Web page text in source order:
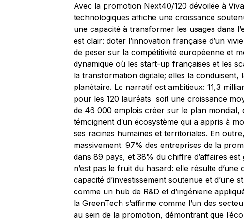
Avec la promotion Next40/120 dévoilée à
technologiques affiche une croissance
une capacité à transformer les usages dans
est clair: doter l’innovation française d’un
de peser sur la compétitivité européenne et
dynamique où les start-up françaises et les
la transformation digitale; elles la conduisent,
planétaire. Le narratif est ambitieux: 11,3
pour les 120 lauréats, soit une croissance
de 46 000 emplois créer sur le plan mondial,
témoignent d’un écosystème qui a appris à
ses racines humaines et territoriales. En
massivement: 97% des entreprises de la
dans 89 pays, et 38% du chiffre d’affaires
n’est pas le fruit du hasard: elle résulte d’une
capacité d’investissement soutenue et d’une
comme un hub de R&D et d’ingénierie
la GreenTech s’affirme comme l’un des
au sein de la promotion, démontrant que